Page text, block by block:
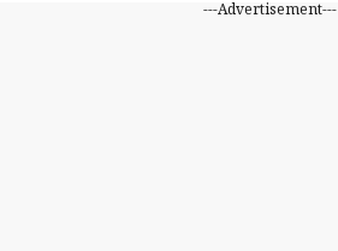
---Advertisement---